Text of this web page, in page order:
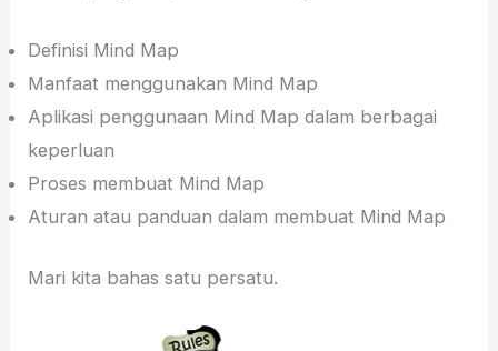
Definisi Mind Map
Manfaat menggunakan Mind Map
Aplikasi penggunaan Mind Map dalam berbagai
keperluan
Proses membuat Mind Map
Aturan atau panduan dalam membuat Mind Map
Mari kita bahas satu persatu.